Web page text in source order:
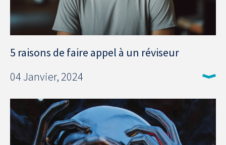
5 raisons de faire appel à un réviseur
04 Janvier, 2024